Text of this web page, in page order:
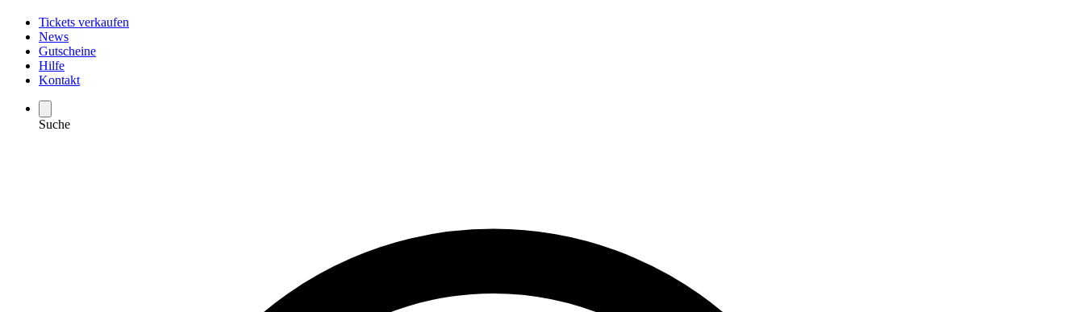
Tickets verkaufen
News
Gutscheine
Hilfe
Kontakt
Suche